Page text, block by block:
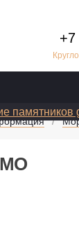
+7
памятников